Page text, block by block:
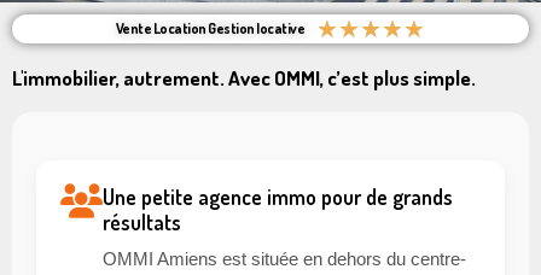
Vente Location Gestion locative ★★★★★
L'immobilier, autrement. Avec OMMI, c’est plus simple.
Une petite agence immo pour de grands
résultats
OMMI Amiens est située en dehors du centre-